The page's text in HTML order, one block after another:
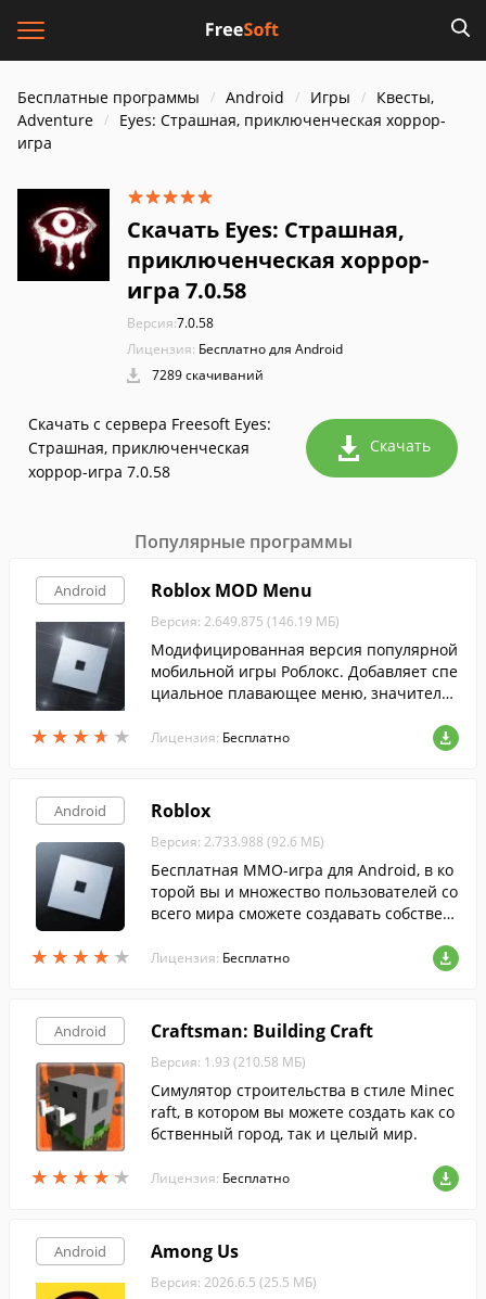
Бесплатные программы Android Игры
Квесты,
Adventure
Eyes: Страшная, приключенческая хоррор-
игра
Скачать Eyes: Страшная,
приключенческая хоррор-
игра 7.0.58
Версия:7.0.58
Лицензия: Бесплатно для Android
7289 скачиваний
Скачать с сервера Freesoft Eyes:
Страшная, приключенческая
хоррор-игра 7.0.58
Скачать
Популярные программы
Android
★ ★ ★ ★ ★
★ ★ ★ ★ ★
Roblox MOD Menu
Версия: 2.649.875 (146.19 МБ)
Модифицированная версия популярной
мобильной игры Роблокс. Добавляет спе
циальное плавающее меню, значитель
Лицензия: Бесплатно
Android
★ ★ ★ ★ ★
★ ★ ★ ★ ★
Roblox
Версия: 2.733.988 (92.6 МБ)
Бесплатная ММО-игра для Android, в ко
торой вы и множество пользователей со
всего мира сможете создавать собствен
Лицензия: Бесплатно
Android
★ ★ ★ ★ ★
★ ★ ★ ★ ★
Craftsman: Building Craft
Версия: 1.93 (210.58 МБ)
Симулятор строительства в стиле Minec
raft, в котором вы можете создать как со
бственный город, так и целый мир.
Лицензия: Бесплатно
Android Among Us
Версия: 2026.6.5 (25.5 МБ)